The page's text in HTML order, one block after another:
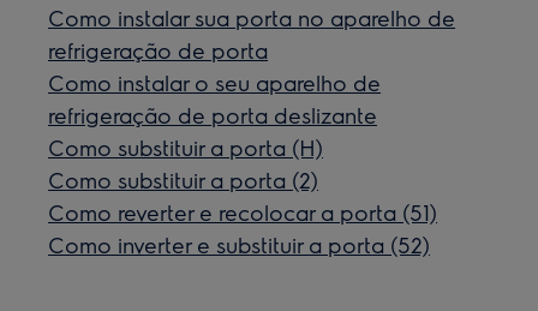
Como instalar sua porta no aparelho de
refrigeração de porta
Como instalar o seu aparelho de
refrigeração de porta deslizante
Como substituir a porta (H)
Como substituir a porta (2)
Como reverter e recolocar a porta (51)
Como inverter e substituir a porta (52)